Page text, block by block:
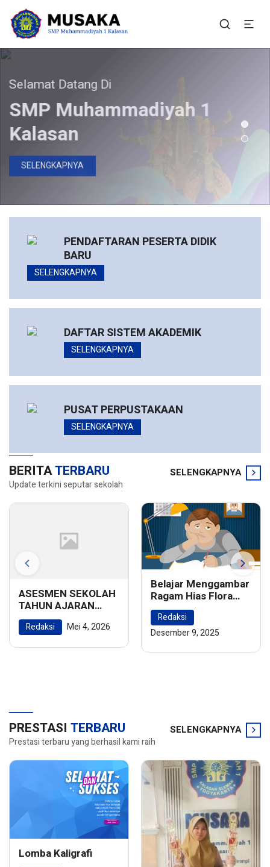
SMP Muhammadiyah 1
Kalasan
Situs Resmi SMP Muhammadiyah 1 Kalasan
Datang Di
SMP Muhammadiyah 1
Kalasan
Bersama Kami
Pendaftaran Peserta
Didik Baru Telah Dibuka
DAFTAR SEKARANG
PENDAFTARAN PESERTA DIDIK
BARU
SELENGKAPNYA
DAFTAR SISTEM AKADEMIK
SELENGKAPNYA
PUSAT PERPUSTAKAAN
SELENGKAPNYA
BERITATERBARU
Update terkini seputar sekolah
SELENGKAPNYA
ASESMEN SEKOLAH
TAHUN AJARAN
2025/2026
Redaksi Mei 4, 2026
Belajar Menggambar
Ragam Hias Flora
dan Fauna:
Menghidupkan
Keindahan Alam
Redaksi
Desember 9, 2025
PRESTASI TERBARU
Prestasi terbaru yang berhasil kami raih
SELENGKAPNYA
Lomba Kaligrafi